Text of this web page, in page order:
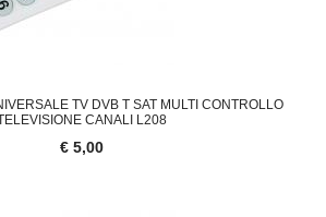
TV DVB T SAT MULTI CONTROLLO
CANALI L208
€ 5,00